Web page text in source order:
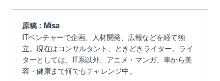
原稿：Misa
ITベンチャーで企画、人材開発、広報などを経て独
立。現在はコンサルタント、ときどきライター。ライ
ターとしては、IT系以外、アニメ・マンガ、車から美
容・健康まで何でもチャレンジ中。